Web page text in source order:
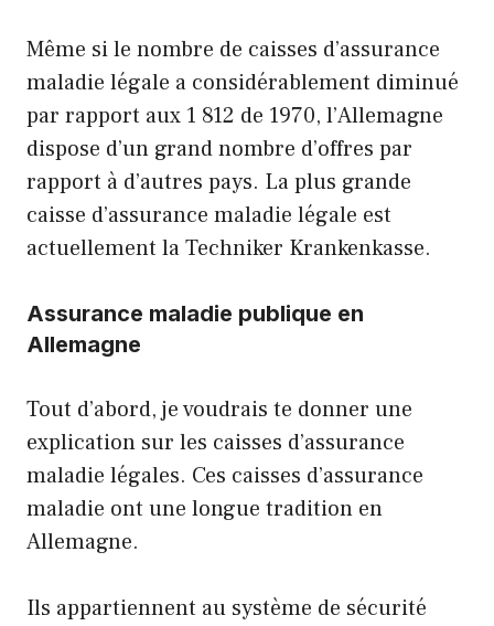
Même si le nombre de caisses d’assurance
maladie légale a considérablement diminué
par rapport aux 1 812 de 1970, l’Allemagne
dispose d’un grand nombre d’offres par
rapport à d’autres pays. La plus grande
caisse d’assurance maladie légale est
actuellement la Techniker Krankenkasse.
Assurance maladie publique en
Allemagne
Tout d’abord, je voudrais te donner une
explication sur les caisses d’assurance
maladie légales. Ces caisses d’assurance
maladie ont une longue tradition en
Allemagne.
Ils appartiennent au système de sécurité